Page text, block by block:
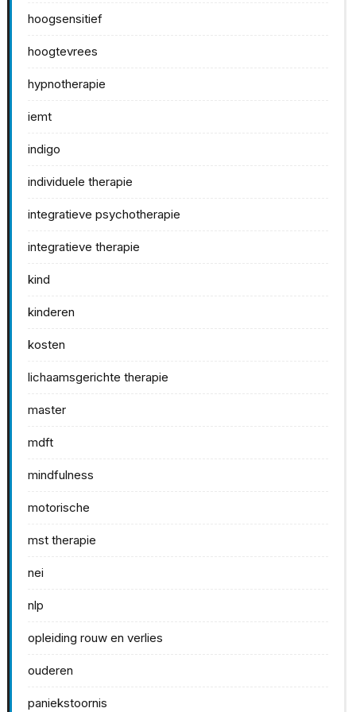
hoogsensitief
hoogtevrees
hypnotherapie
iemt
indigo
individuele therapie
integratieve psychotherapie
integratieve therapie
kind
kinderen
kosten
lichaamsgerichte therapie
master
mdft
mindfulness
motorische
mst therapie
nei
nlp
opleiding rouw en verlies
ouderen
paniekstoornis